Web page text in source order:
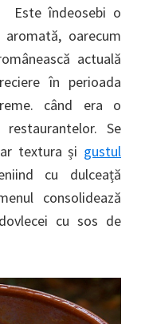
Este îndeosebi o
oarecum
actuală
în perioada
când era o
Se
textura și gustul
cu dulceață
consolidează
cu sos de